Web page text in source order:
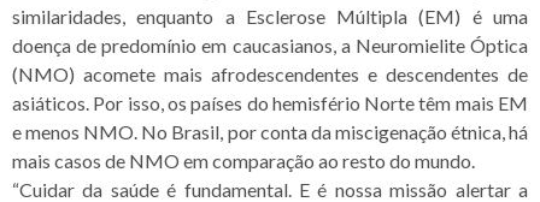
similaridades, enquanto a Esclerose Múltipla (EM) é uma
doença de predomínio em caucasianos, a Neuromielite Óptica
(NMO) acomete mais afrodescendentes e descendentes de
asiáticos. Por isso, os países do hemisfério Norte têm mais EM
e menos NMO. No Brasil, por conta da miscigenação étnica, há
mais casos de NMO em comparação ao resto do mundo.
“Cuidar da saúde é fundamental. E é nossa missão alertar a